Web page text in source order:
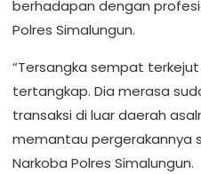
berhadapan dengan
Polres Simalungun.
“Tersangka sempat
tertangkap. Dia merasa
transaksi di luar daerah
memantau pergerakannya
Narkoba Polres Simalungun.